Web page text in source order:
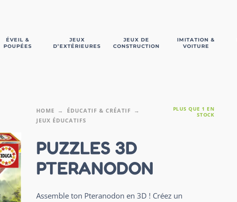
ÉVEIL &
POUPÉES
JEUX
D’EXTÉRIEURES
JEUX DE
CONSTRUCTION
IMITATION &
VOITURE
HOME
ÉDUCATIF & CRÉATIF
JEUX ÉDUCATIFS
PLUS QUE 1 EN
STOCK
PUZZLES 3D
PTERANODON
Assemble ton Pteranodon en 3D ! Créez un